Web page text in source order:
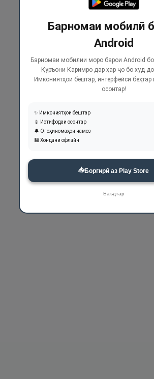
Барномаи мобилӣ
Android
Барномаи мобилии моро барои Android
Қуръони Каримро дар ҳар ҷо бо худ
Имкониятҳои бештар, интерфейси
осонтар!
✨ Имкониятҳои бештар
📱 Истифодаи осонтар
🔔 Огоҳиномаҳои намоз
💾 Хондани офлайн
📥Боргирӣ аз Play Store
Баъдтар